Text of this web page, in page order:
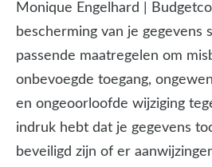
Monique Engelhard |
bescherming van je gegevens
passende maatregelen om
onbevoegde toegang,
en ongeoorloofde wijziging
indruk hebt dat je gegevens
beveiligd zijn of er